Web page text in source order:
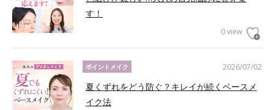
す！
0 view
2026/07/02
ポイントメイク
夏くずれをどう防ぐ？キレイが続くベースメ
イク法